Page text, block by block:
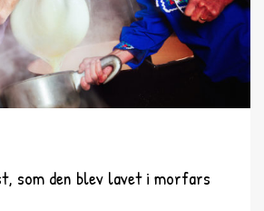
som den blev lavet i morfars